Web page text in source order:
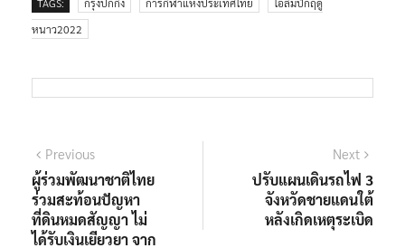
หนาว2022
แนะแนว
เรื่อง
PreviousPrevious
post:
ผู้ร่วมพัฒนาชาติไทย
ร่วมสะท้อนปัญหา
ที่ดินหมดสัญญา ไม่
ได้รับเงินเยียวยา จาก
Next
post:
ปรับแผนเดินรถไฟ 3
จังหวัดชายแดนใต้
หลังเกิดเหตุระเบิด